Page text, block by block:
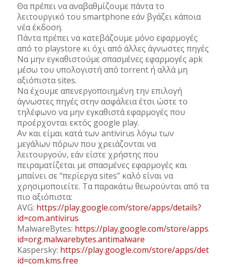
Θα πρέπει να αναβαθμίζουμε πάντα το
λειτουργικό του smartphone εάν βγάζει κάποια
νέα έκδοση.
Πάντα πρέπει να κατεβάζουμε μόνο εφαρμογές
από το playstore κι όχι από άλλες άγνωστες πηγές
Να μην εγκαθιστούμε σπασμένες εφαρμογές apk
μέσω του υπολογιστή από torrent ή αλλά μη
αξιόπιστα sites.
Να έχουμε απενεργοποιημένη την επιλογή
άγνωστες πηγές στην ασφάλεια έτσι ώστε το
τηλέφωνο να μην εγκαθιστά εφαρμογές που
προέρχονται εκτός google play.
Αν και είμαι κατά των antivirus λόγω των
μεγάλων πόρων που χρειάζονται να
λειτουργούν, εάν είστε χρήστης που
πειραματίζεται με σπασμένες εφαρμογές και
μπαίνει σε “περίεργα sites” καλό είναι να
χρησιμοποιείτε. Tα παρακάτω θεωρούνται από τα
πιο αξιόπιστα:
AVG: https://play.google.com/store/apps/details?
id=com.antivirus
MalwareBytes: https://play.google.com/store/apps/
id=org.malwarebytes.antimalware
Kaspersky: https://play.google.com/store/apps/details?
id=com.kms.free